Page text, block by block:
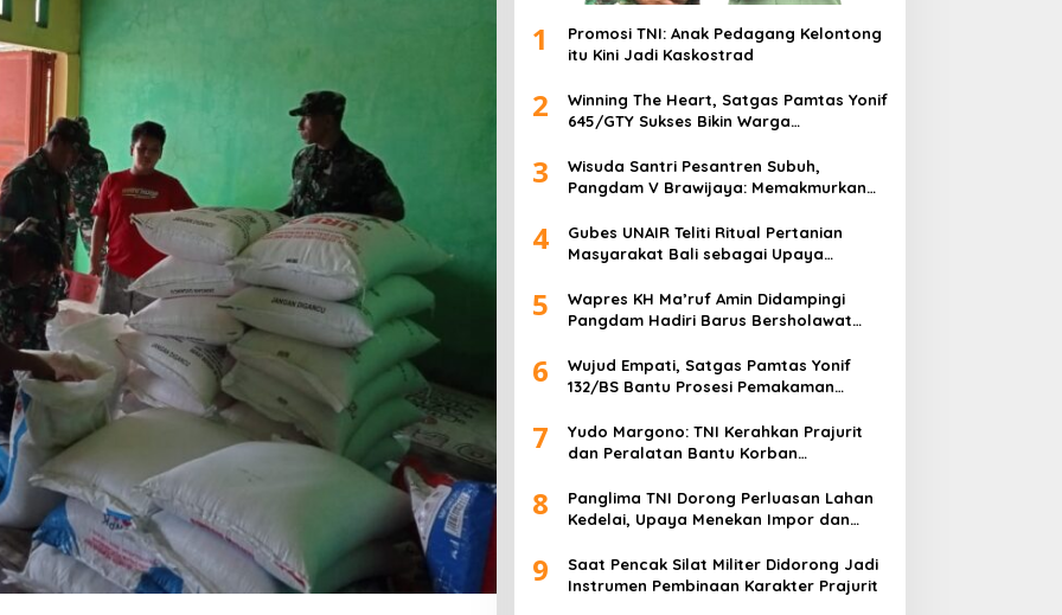
1
Promosi TNI: Anak Pedagang Kelontong
itu Kini Jadi Kaskostrad
2
Winning The Heart, Satgas Pamtas Yonif
645/GTY Sukses Bikin Warga
3
Wisuda Santri Pesantren Subuh,
Pangdam V Brawijaya: Memakmurkan
4
Gubes UNAIR Teliti Ritual Pertanian
Masyarakat Bali sebagai Upaya
5
Wapres KH Ma’ruf Amin Didampingi
Pangdam Hadiri Barus Bersholawat
6
Wujud Empati, Satgas Pamtas Yonif
132/BS Bantu Prosesi Pemakaman
7
Yudo Margono: TNI Kerahkan Prajurit
dan Peralatan Bantu Korban
8
Panglima TNI Dorong Perluasan Lahan
Kedelai, Upaya Menekan Impor dan
9
Saat Pencak Silat Militer Didorong Jadi
Instrumen Pembinaan Karakter Prajurit